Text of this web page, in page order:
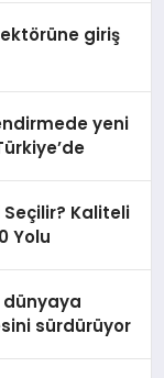
giriş
yeni
Seçilir? Kaliteli
Yolu
dünyaya
sürdürüyor